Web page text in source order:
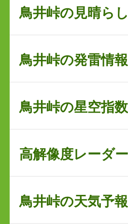
鳥井峠の見晴ら
鳥井峠の発雷情報
鳥井峠の星空指数
高解像度レーダー
鳥井峠の天気予報